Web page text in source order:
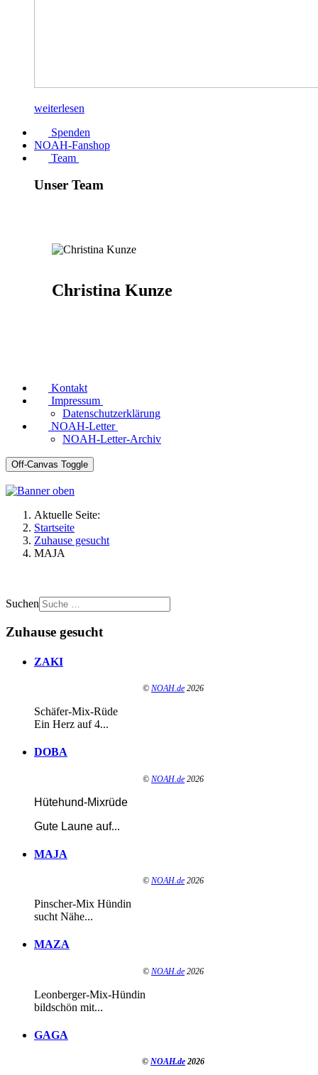
weiterlesen
Spenden
NOAH-Fanshop
Team
Unser Team
Christina Kunze
Kontakt
Impressum
Datenschutzerklärung
NOAH-Letter
NOAH-Letter-Archiv
Off-Canvas Toggle
Aktuelle Seite:
Startseite
Zuhause gesucht
MAJA
Suchen
Zuhause gesucht
ZAKI
© NOAH.de 2026
Schäfer-Mix-Rüde
Ein Herz auf 4...
DOBA
© NOAH.de 2026
Hütehund-Mixrüde
Gute Laune auf...
MAJA
© NOAH.de 2026
Pinscher-Mix Hündin
sucht Nähe...
MAZA
© NOAH.de 2026
Leonberger-Mix-Hündin
bildschön mit...
GAGA
© NOAH.de 2026